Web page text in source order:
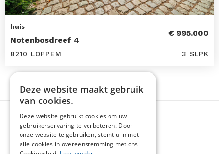
huis
Notenbosdreef 4
€ 995.000
8210 LOPPEM 3 SLPK
Deze website maakt gebruik
van cookies.
Deze website gebruikt cookies om uw
gebruikerservaring te verbeteren. Door
onze website te gebruiken, stemt u in met
alle cookies in overeenstemming met ons